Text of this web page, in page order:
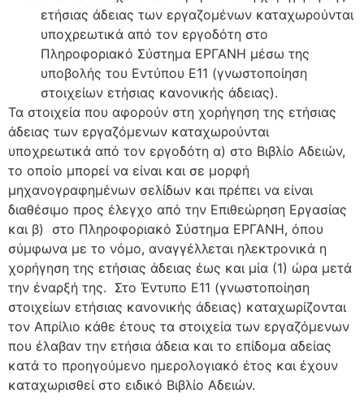
ετήσιας άδειας των εργαζομένων καταχωρούνται
υποχρεωτικά από τον εργοδότη στο
Πληροφοριακό Σύστημα ΕΡΓΑΝΗ μέσω της
υποβολής του Εντύπου Ε11 (γνωστοποίηση
στοιχείων ετήσιας κανονικής άδειας).
Τα στοιχεία που αφορούν στη χορήγηση της ετήσιας
άδειας των εργαζόμενων καταχωρούνται
υποχρεωτικά από τον εργοδότη α) στο Βιβλίο Αδειών,
το οποίο μπορεί να είναι και σε μορφή
μηχανογραφημένων σελίδων και πρέπει να είναι
διαθέσιμο προς έλεγχο από την Επιθεώρηση Εργασίας
και β) στο Πληροφοριακό Σύστημα ΕΡΓΑΝΗ, όπου
σύμφωνα με το νόμο, αναγγέλλεται ηλεκτρονικά η
χορήγηση της ετήσιας άδειας έως και μία (1) ώρα μετά
την έναρξή της. Στο Έντυπο Ε11 (γνωστοποίηση
στοιχείων ετήσιας κανονικής άδειας) καταχωρίζονται
τον Απρίλιο κάθε έτους τα στοιχεία των εργαζόμενων
που έλαβαν την ετήσια άδεια και το επίδομα αδείας
κατά το προηγούμενο ημερολογιακό έτος και έχουν
καταχωρισθεί στο ειδικό Βιβλίο Αδειών.